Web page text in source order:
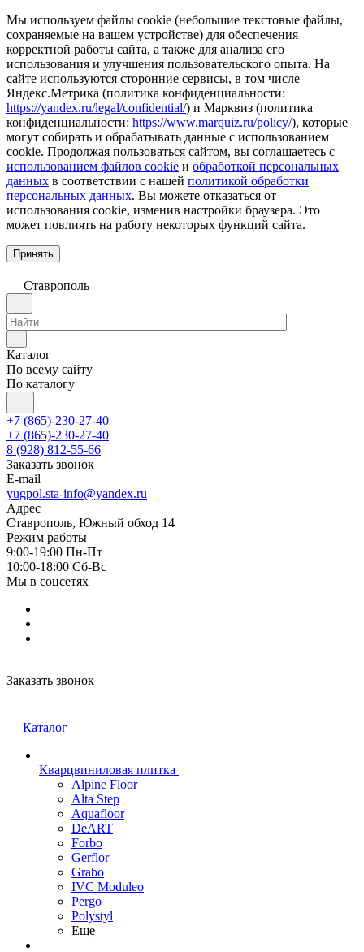
Мы используем файлы cookie (небольшие текстовые файлы,
сохраняемые на вашем устройстве) для обеспечения
корректной работы сайта, а также для анализа его
использования и улучшения пользовательского опыта. На
сайте используются сторонние сервисы, в том числе
Яндекс.Метрика (политика конфиденциальности:
https://yandex.ru/legal/confidential/) и Марквиз (политика
конфиденциальности: https://www.marquiz.ru/policy/), которые
могут собирать и обрабатывать данные с использованием
cookie. Продолжая пользоваться сайтом, вы соглашаетесь с
использованием файлов cookie и обработкой персональных
данных в соответствии с нашей политикой обработки
персональных данных. Вы можете отказаться от
использования cookie, изменив настройки браузера. Это
может повлиять на работу некоторых функций сайта.
Принять
Ставрополь
Каталог
По всему сайту
По каталогу
+7 (865)-230-27-40
+7 (865)-230-27-40
8 (928) 812-55-66
Заказать звонок
E-mail
yugpol.sta-info@yandex.ru
Адрес
Ставрополь, Южный обход 14
Режим работы
9:00-19:00 Пн-Пт
10:00-18:00 Cб-Вс
Мы в соцсетях
Заказать звонок
Каталог
Кварцвиниловая плитка
Alpine Floor
Alta Step
Aquafloor
DeART
Forbo
Gerflor
Grabo
IVC Moduleo
Pergo
Polystyl
Еще